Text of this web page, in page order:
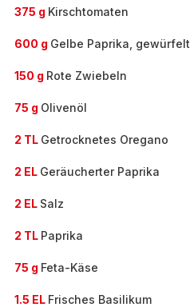
375 g Kirschtomaten
600 g Gelbe Paprika, gewürfelt
150 g Rote Zwiebeln
75 g Olivenöl
2 TL Getrocknetes Oregano
2 EL Geräucherter Paprika
2 EL Salz
2 TL Paprika
75 g Feta-Käse
1.5 EL Frisches Basilikum